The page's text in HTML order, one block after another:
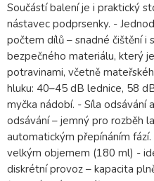
Součástí balení je i praktický
nástavec podprsenky. -
počtem dílů – snadné čištění i
bezpečného materiálu, který
potravinami, včetně
hluku: 40–45 dB lednice, 58
myčka nádobí. - Síla odsávání
odsávání – jemný pro rozběh
automatickým přepínáním
velkým objemem (180 ml) -
diskrétní provoz – kapacita